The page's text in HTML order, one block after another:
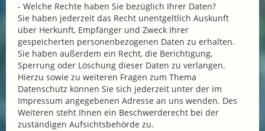
- Welche Rechte haben Sie bezüglich Ihrer Daten?
Sie haben jederzeit das Recht unentgeltlich Auskunft
über Herkunft, Empfänger und Zweck Ihrer
gespeicherten personenbezogenen Daten zu erhalten.
Sie haben außerdem ein Recht, die Berichtigung,
Sperrung oder Löschung dieser Daten zu verlangen.
Hierzu sowie zu weiteren Fragen zum Thema
Datenschutz können Sie sich jederzeit unter der im
Impressum angegebenen Adresse an uns wenden. Des
Weiteren steht Ihnen ein Beschwerderecht bei der
zuständigen Aufsichtsbehörde zu.